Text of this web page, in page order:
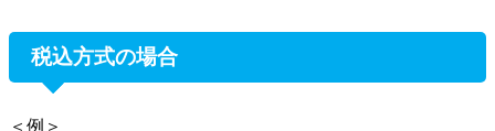
税込方式の場合
＜例＞